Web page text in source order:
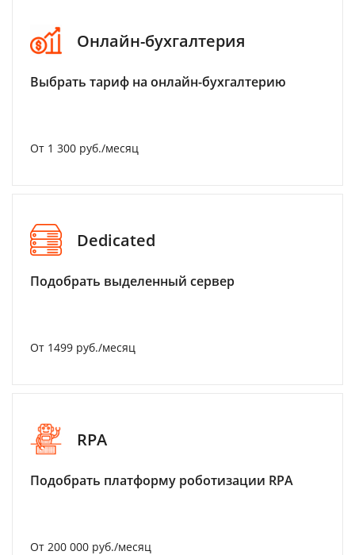
Онлайн-бухгалтерия
Выбрать тариф на онлайн-бухгалтерию
От 1 300 руб./месяц
Dedicated
Подобрать выделенный сервер
От 1499 руб./месяц
RPA
Подобрать платформу роботизации RPA
От 200 000 руб./месяц